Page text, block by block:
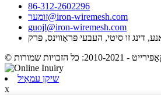
86-312-2602296
זומער@iron-wiremesh.com
guojl@iron-wiremesh.com
שיקן עמאַיל
x